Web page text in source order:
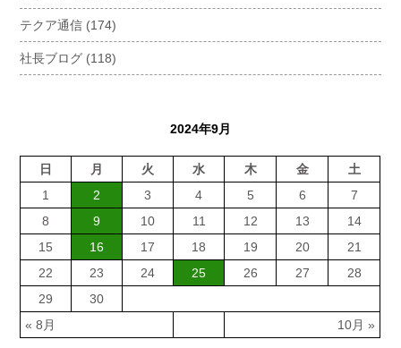
テクア通信 (174)
社長ブログ (118)
2024年9月
日 月 火 水 木 金 土
« 8月 10月 »
1 2 3 4 5 6
7
8
9 10 11 12 13
14
15
16 17 18 19 20
21
22
23 24 25 26 27
28
29
30